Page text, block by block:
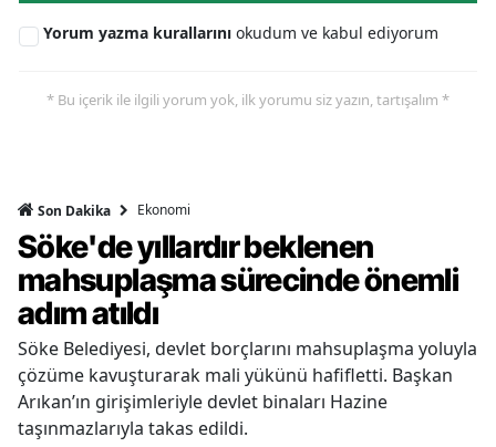
Yorum yazma kurallarını okudum ve kabul ediyorum
* Bu içerik ile ilgili yorum yok, ilk yorumu siz yazın, tartışalım *
Son Dakika Ekonomi
Söke'de yıllardır beklenen
mahsuplaşma sürecinde önemli
adım atıldı
Söke Belediyesi, devlet borçlarını mahsuplaşma yoluyla
çözüme kavuşturarak mali yükünü hafifletti. Başkan
Arıkan’ın girişimleriyle devlet binaları Hazine
taşınmazlarıyla takas edildi.